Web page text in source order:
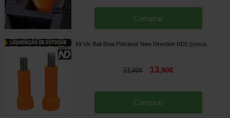
Comprar
Kit Vis Bait Boat Pod pour New Direction ND2 213781A]
21,90€ 13,90€
Comprar